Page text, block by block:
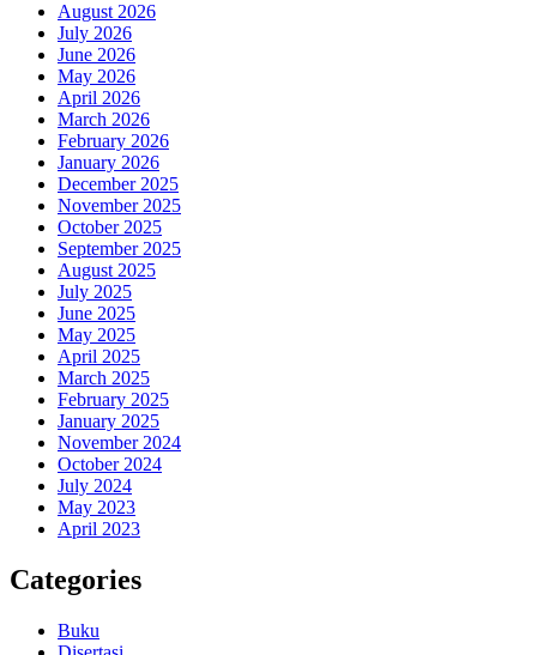
August 2026
July 2026
June 2026
May 2026
April 2026
March 2026
February 2026
January 2026
December 2025
November 2025
October 2025
September 2025
August 2025
July 2025
June 2025
May 2025
April 2025
March 2025
February 2025
January 2025
November 2024
October 2024
July 2024
May 2023
April 2023
Categories
Buku